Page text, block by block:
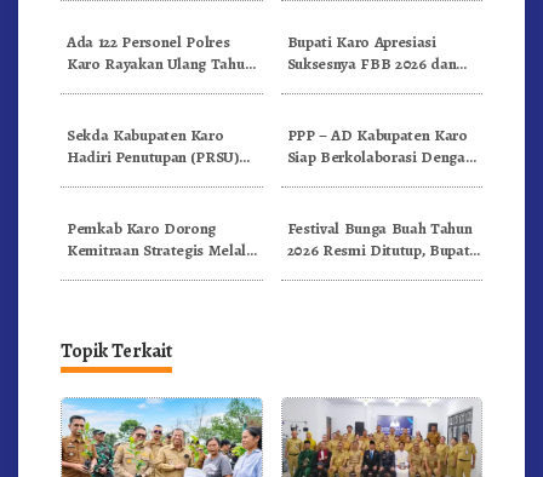
Ada 122 Personel Polres
Karo Rayakan Ulang Tahun
Bupati Karo Apresiasi
Suksesnya FBB 2026 dan
Sekda Kabupaten Karo
Hadiri Penutupan (PRSU)
PPP – AD Kabupaten Karo
Siap Berkolaborasi Dengan
Pemkab Karo Dorong
Kemitraan Strategis Melalui
Festival Bunga Buah Tahun
2026 Resmi Ditutup, Bupati
Topik Terkait